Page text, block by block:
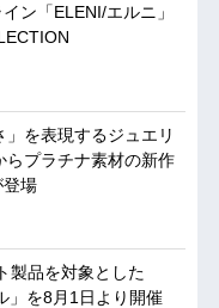
ン「ELENI/エルニ」
を表現するジュエリ
らプラチナ素材の新作
登場
製品を対象とした
」を8月1日より開催